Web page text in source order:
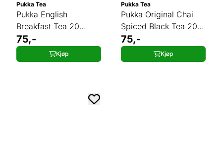
Pukka Tea
Pukka English
Breakfast Tea 20
poser
75,-
Kjøp
Pukka Tea
Pukka Original Chai
Spiced Black Tea 20
poser
75,-
Kjøp